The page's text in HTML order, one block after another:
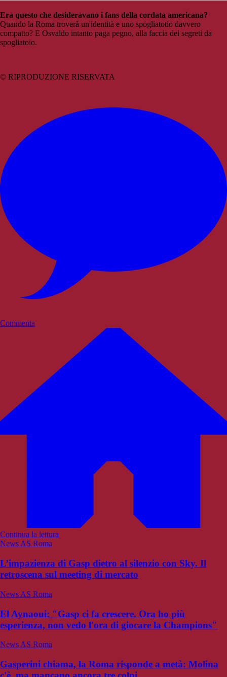
Era questo che desideravano i fans della cordata americana?
Quando la Roma troverà un'identità e uno spogliatotio davvero
compatto? E Osvaldo intanto paga pegno, alla faccia dei segreti da
spogliatoio.
© RIPRODUZIONE RISERVATA
Commenta
Continua la lettura
News AS Roma
L’impazienza di Gasp dietro al silenzio con Sky. Il
retroscena sul meeting di mercato
News AS Roma
El Aynaoui: "Gasp ci fa crescere. Ora ho più
esperienza, non vedo l'ora di giocare la Champions"
News AS Roma
Gasperini chiama, la Roma risponde a metà: Molina